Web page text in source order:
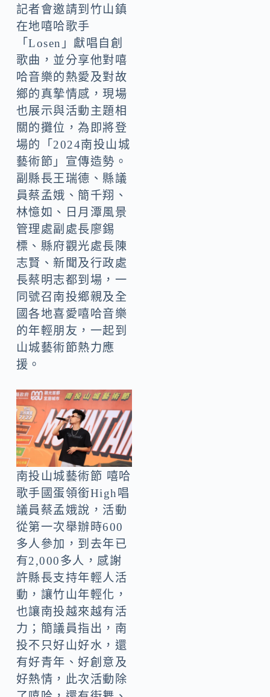
記者會邀請到竹山鎮
在地嘻哈歌手
「Losen」獻唱自創
歌曲，並分享他對嘻
哈音樂的熱愛及對故
鄉的真摯情感，現場
也展示與活動主題相
關的攤位，為即將登
場的「2024南投山城
藝術節」宣傳造勢。
副縣長王瑞德、縣議
員蔡孟娥、簡千翔、
林憶如、日月潭風景
管理處副處長廖錫
標、縣府觀光處長陳
志賢、新聞及行政處
長蔡明志都到場，一
同號召南投鄉親及全
國各地喜愛嘻哈音樂
的年輕朋友，一起到
山城藝術節熱力應
援。
南投山城藝術節 嘻哈
歌手國蛋領銜High唱
議員蔡孟娥說，活動
從第一次舉辦時600
多人參加，到去年已
有2,000多人，感謝
許縣長支持年輕人活
動，讓竹山年輕化，
也讓南投越來越有活
力；簡議員指出，南
投不只好山好水，還
有好青年、好創意及
好熱情，此次活動除